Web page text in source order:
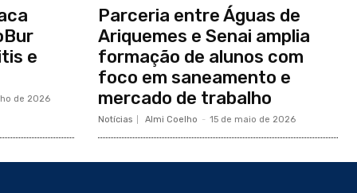
e
de 2026
Parceria entre Águas de
Ariquemes e Senai amplia
formação de alunos com
foco em saneamento e
mercado de trabalho
Notícias Almi Coelho - 15 de maio de 2026